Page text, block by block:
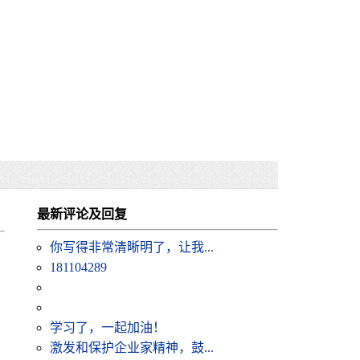
最新评论及回复
你写得非常清晰明了，让我...
181104289
学习了，一起加油！
激发和保护企业家精神，鼓...